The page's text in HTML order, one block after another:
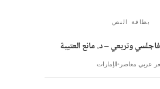
بطاقة النص
وتربعي – د. مانع العتيبة
عربي معاصر الإمارات